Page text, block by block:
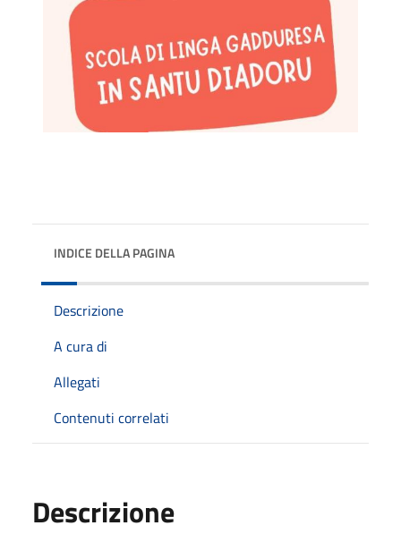
INDICE DELLA PAGINA
Descrizione
A cura di
Allegati
Contenuti correlati
Descrizione